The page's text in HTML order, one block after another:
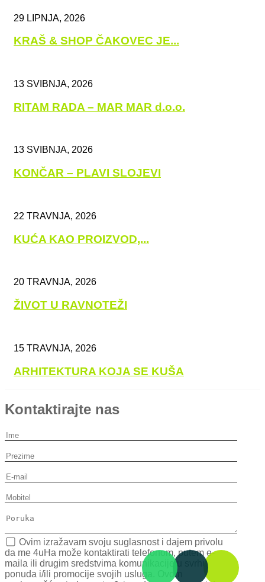
29 LIPNJA, 2026
KRAŠ & SHOP ČAKOVEC JE...
13 SVIBNJA, 2026
RITAM RADA – MAR MAR d.o.o.
13 SVIBNJA, 2026
KONČAR – PLAVI SLOJEVI
22 TRAVNJA, 2026
KUĆA KAO PROIZVOD,...
20 TRAVNJA, 2026
ŽIVOT U RAVNOTEŽI
15 TRAVNJA, 2026
ARHITEKTURA KOJA SE KUŠA
Kontaktirajte nas
Ovim izražavam svoju suglasnost i dajem privolu
da me 4uHa može kontaktirati telefonom, putem e-
maila ili drugim sredstvima komunikacije u svrhu
ponuda i/ili promocije svojih usluga. Ovom